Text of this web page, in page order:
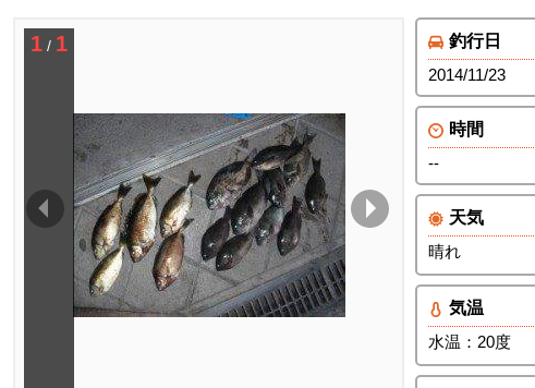
1 / 1
釣行日
2014/11/23
時間
--
天気
晴れ
気温
水温：20度